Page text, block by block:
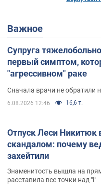
Важное
Супруга
первый симптом,
"агрессивном" раке
Сначала врачи не обратили
6.08.2026 12:46 16,6 т.
Отпуск Леси Никитюк
скандалом: почему
захейтили
Знаменитость вышла на
расставила все точки над "i"